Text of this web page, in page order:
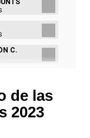
C.
de las
2023